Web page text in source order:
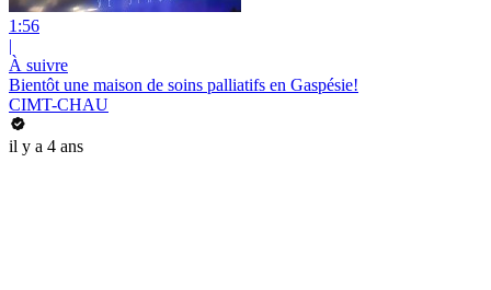
1:56
|
À suivre
Bientôt une maison de soins palliatifs en Gaspésie!
CIMT-CHAU
il y a 4 ans